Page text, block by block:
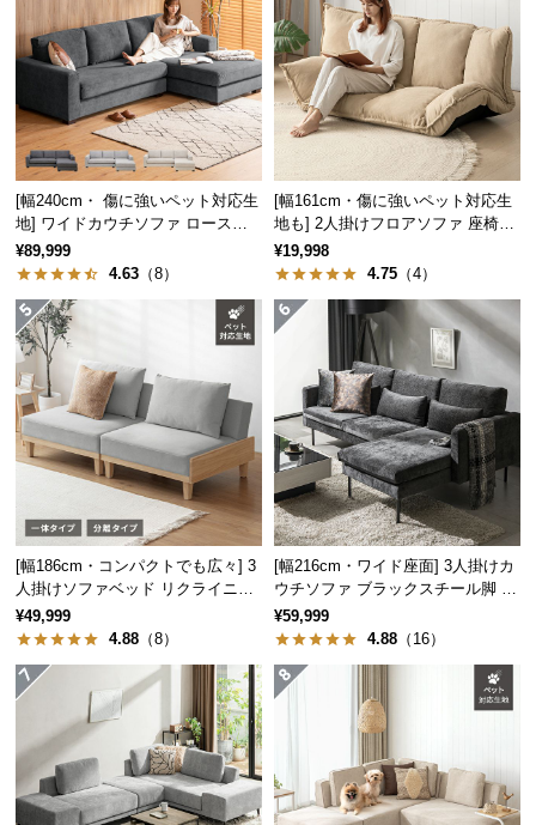
に
つ
て
開
梱
置
ー
ビ
ス
に
つ
い
搬
入
経
路
つ
て
返
品・
[幅240cm・ 傷に強いペット対応生
地] ワイドカウチソファ ロースタ
イル
¥89,999
4.63 （8）
[幅161cm・傷に強いペット対応生
地も] 2人掛けフロアソファ 座椅子
タイプ リクライニング
¥19,998
4.75 （4）
[幅186cm・コンパクトでも広々] 3
人掛けソファベッド リクライニン
グ 天然木フレーム 北欧
¥49,999
4.88 （8）
[幅216cm・ワイド座面] 3人掛けカ
ウチソファ ブラックスチール脚 L
字 ホテルライク 高級感
¥59,999
4.88 （16）